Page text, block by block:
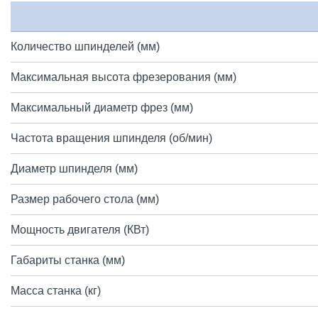
Количество шпинделей (мм)
Максимальная высота фрезерования (мм)
Максимальный диаметр фрез (мм)
Частота вращения шпинделя (об/мин)
Диаметр шпинделя (мм)
Размер рабочего стола (мм)
Мощность двигателя (КВт)
Габариты станка (мм)
Масса станка (кг)